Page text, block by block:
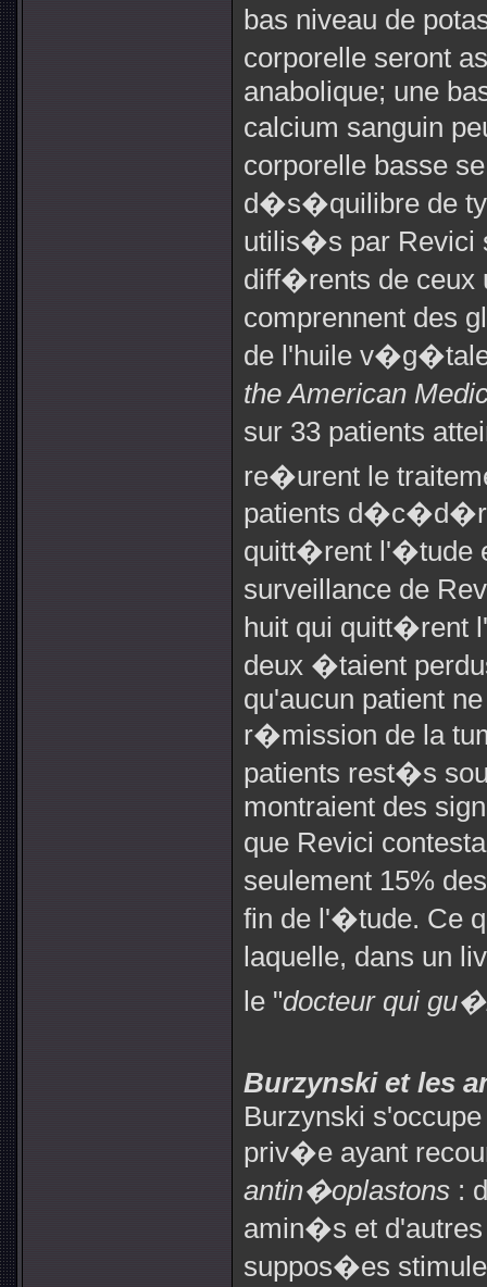
bas niveau de
corporelle seront
anabolique; une
calcium sanguin
corporelle basse
d�s�quilibre de
utilis�s par Revici
diff�rents de ceux
comprennent des
de l'huile
the American
sur 33 patients
re�urent le
patients
quitt�rent l'�tude
surveillance de
huit qui
deux �taient
qu'aucun patient
r�mission de la
patients rest�s
montraient des
que Revici
seulement 15%
fin de l'�tude. Ce
laquelle, dans un
le "docteur qui
Burzynski et les
Burzynski
priv�e ayant
antin�oplastons :
amin�s et d'autres
suppos�es